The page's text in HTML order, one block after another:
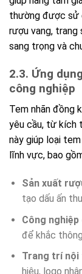
thường được sử
rượu vang, trang
sang trọng và
2.3. Ứng
công nghiệp
Tem nhãn đồng
yêu cầu, từ kích
này giúp loại
lĩnh vực, bao
Sản xuất
tạo dấu ấn
Công
để khắc
Trang trí
hiệu, logo